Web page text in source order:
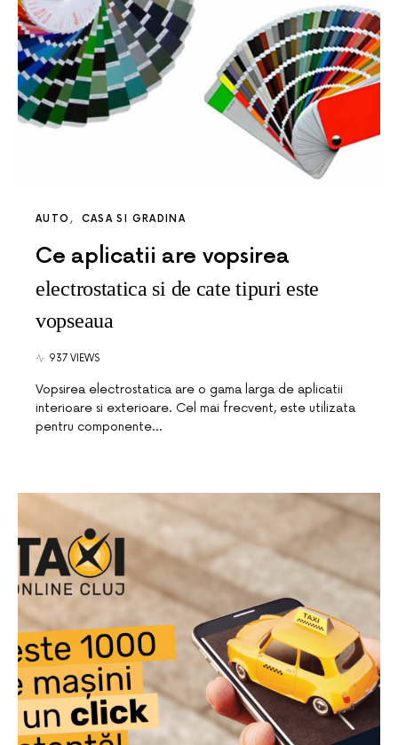
AUTO CASA SI GRADINA
Ce aplicatii are vopsirea
electrostatica si de cate tipuri este
vopseaua
937 VIEWS
Vopsirea electrostatica are o gama larga de aplicatii
interioare si exterioare. Cel mai frecvent, este utilizata
pentru componente…